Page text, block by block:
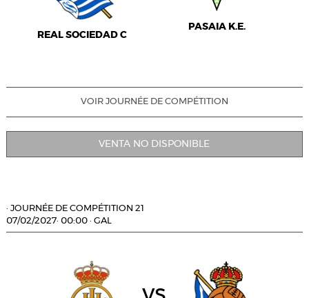
REAL SOCIEDAD C
PASAIA K.E.
VOIR JOURNÉE DE COMPÉTITION
VENTA NO DISPONIBLE
· JOURNÉE DE COMPÉTITION 21
07/02/2027· 00:00 · GAL